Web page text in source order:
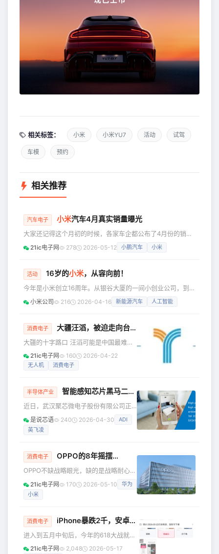
相关标签： 小米 小米YU7 活动 试驾
车模 预约
相关推荐
汽车电子 小米汽车4月真实销量曝光
大家还记得这个月初的时候，各家车企都公布了4月份的销量
数据，小米汽车当时公布的数据的说法是“小米汽车4月交付量
超过3万台”，但是并没有公布具体的交付数字。对此，大家也
遍预估的都是3.4万、3.5万辆这样子。 没想到啊，目前真实
数据出来了，跟大家猜测的还是有差距的，跟小米汽车自己公
布的3万辆这个基准数据的差距可以说非常大！今天，根据汽
车行业博主透
21ic电子网 278 2026-05-12 小鹏汽车 小米
活动 16岁的小米，从容向前！
今年是小米创立16周年。从银谷大厦的一间小创业公司，到如
今覆盖“人车家全生态”的科技企业，我们一路走来，从容向
前。而“真诚热爱”这四个字，始终刻在每一个小米人的骨子
科技园篮球馆圆满落幕。全球44个分会场、一万多名小米人
通过线上线下联动，共同见证了这场属于小米人的文化盛会。
01 脚踏实地，仰望星空 大会伊始，小米集团合伙人、集团总
裁兼手
小米公司 216 2026-04-16 新能源汽车 人工智能
消费电子 大疆汪滔，被迫走向台前
大疆的十字路口 汪滔可能是中国最难约
的企业家之一。 今年是大疆创立二十周
年，二十年间，创始人汪滔公开露面的
起科技圈关注。有消费者吐槽大疆在“背
刺”用户，有人说大疆在扼杀旧部，也有
人评价大疆陷入了增长停滞......眼下，外
界对大疆众说纷纭。 前几日，汪滔极其
罕见地接受了《晚点LatePost》专访，
21ic电子网 160 2026-04-22
无人机 消费电子
半导体产业 智能感知芯片黑马二闯港交所
近日，武汉聚芯微电子股份有限公司正
式向港交所递交上市申请书，二度闯关
港股资本市场。 作为深耕智能感知、机
设计，常年扎根消费电子核心供应链，
在欧美日巨头长期把持高端传感芯片市
场的背景下，聚芯微的上市征程与发展
成色，俨然成为观察国内智能感知芯片
国产替代进程的核心风向标。 深耕行业
是说芯语 240 2026-04-30
ADI
英飞凌
消费电子 OPPO的8年摇摆…
OPPO不缺战略眼光，缺的是战略耐心。
2026年4月，一加中国区总裁李杰发了
一封内部信，宣布一加与realme正式合
池。 这不是扩张，是收拢。 如果你去看
OPPO过去几年的成绩单，就会明白这种
收拢不是战略主动，而是销量倒逼的自
救。 2023年第一季度，OPPO还以
21ic电子网 170 2026-05-10
华为
小米
消费电子 iPhone暴跌2千，安卓集体跳水
进入到五月中旬后，今年的618大战就正
式拉开帷幕。5月15日，苹果官方的618
21ic电子网 2,048 2026-05-17